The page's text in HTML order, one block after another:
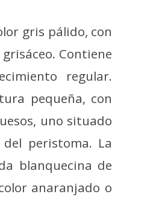
gris pálido, con
Contiene
regular.
pequeña, con
uno situado
peristoma. La
blanquecina de
anaranjado o